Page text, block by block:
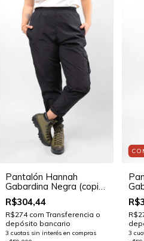
Pantalón Hannah
Gabardina Negra (copia)
(copia) (copia) (copia)
(copia) (copia) (copia)
(copia) (copia) (copia)
(copia) (copia) (copia)
(copia)
R$304,44
R$274 com Transferencia o
depósito bancario